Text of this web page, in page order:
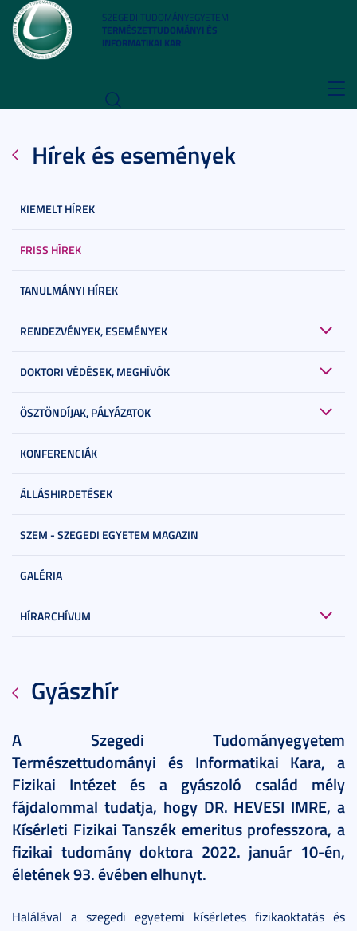
SZEGEDI TUDOMÁNYEGYETEM
TERMÉSZETTUDOMÁNYI ÉS
INFORMATIKAI KAR
Hírek és események
KIEMELT HÍREK
FRISS HÍREK
TANULMÁNYI HÍREK
RENDEZVÉNYEK, ESEMÉNYEK
DOKTORI VÉDÉSEK, MEGHÍVÓK
ÖSZTÖNDÍJAK, PÁLYÁZATOK
KONFERENCIÁK
ÁLLÁSHIRDETÉSEK
SZEM - SZEGEDI EGYETEM MAGAZIN
GALÉRIA
HÍRARCHÍVUM
Gyászhír
A Szegedi Tudományegyetem
Természettudományi és Informatikai Kara, a
Fizikai Intézet és a gyászoló család mély
fájdalommal tudatja, hogy DR. HEVESI IMRE, a
Kísérleti Fizikai Tanszék emeritus professzora, a
fizikai tudomány doktora 2022. január 10-én,
életének 93. évében elhunyt.
Halálával a szegedi egyetemi kísérletes fizikaoktatás és